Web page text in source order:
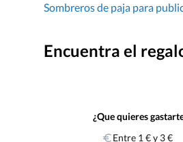
Sombreros de paja para
Encuentra el
¿Que quieres
Entre 1 € y 3 €